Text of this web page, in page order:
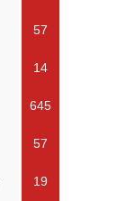
57
14
645
57
19